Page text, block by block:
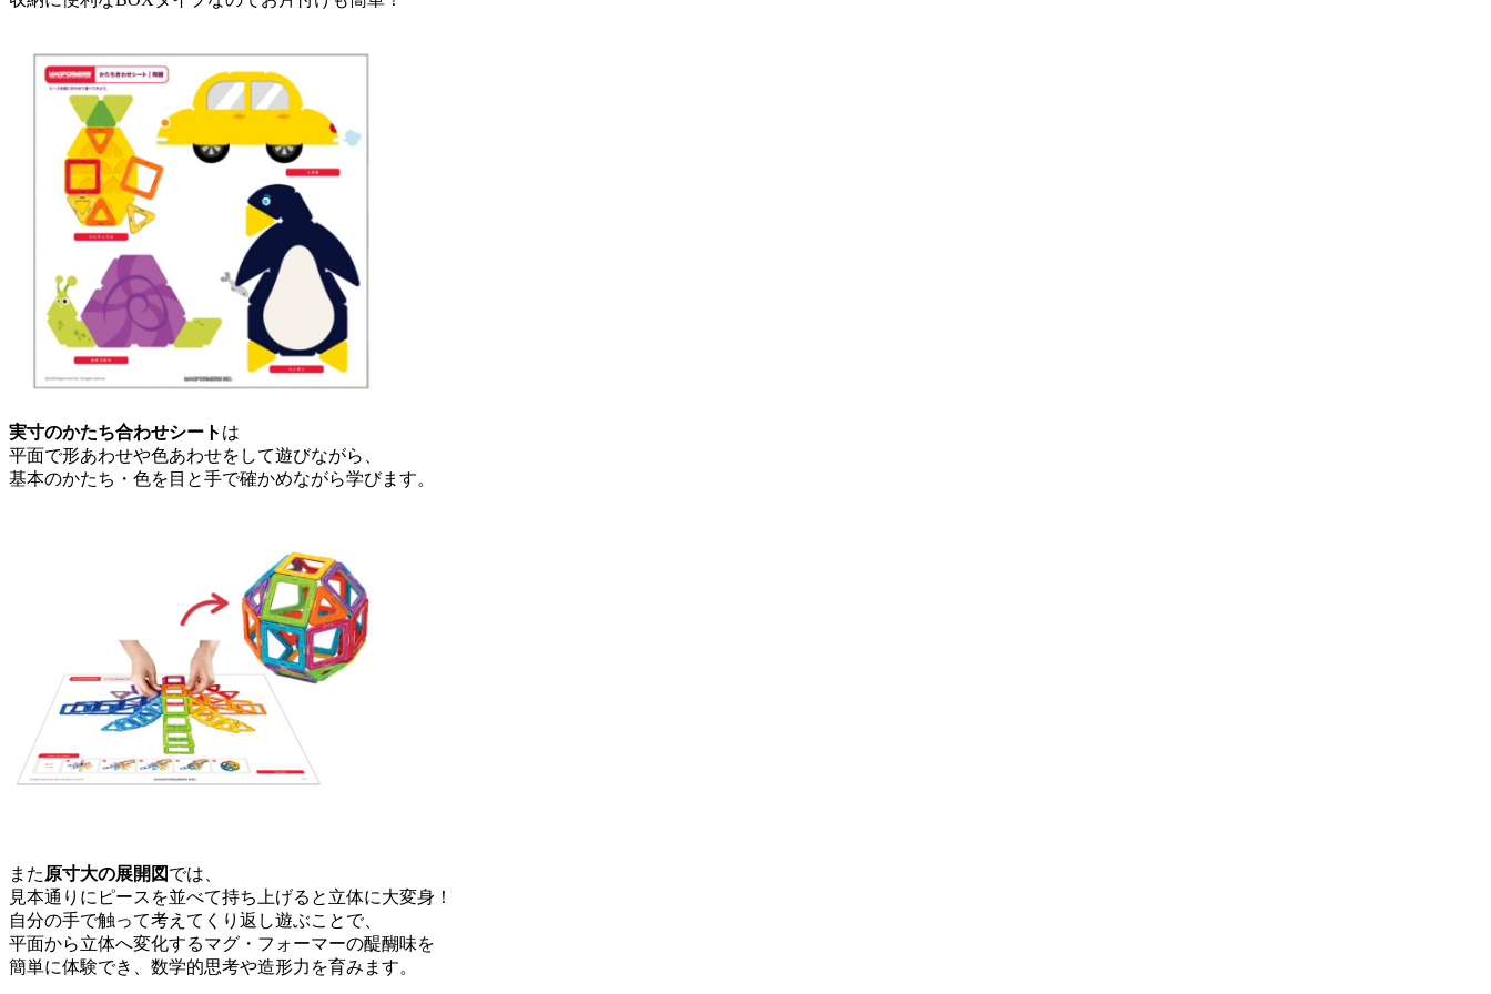
実寸のかたち合わせシート は
平面で形あわせや色あわせをして遊びながら、
基本のかたち・色を目と手で確かめながら学びます。
また 原寸大の展開図 では、
見本通りにピースを並べて持ち上げると立体に大変身！
自分の手で触って考えてくり返し遊ぶことで、
平面から立体へ変化するマグ・フォーマーの醍醐味を
簡単に体験でき、数学的思考や造形力を育みます。